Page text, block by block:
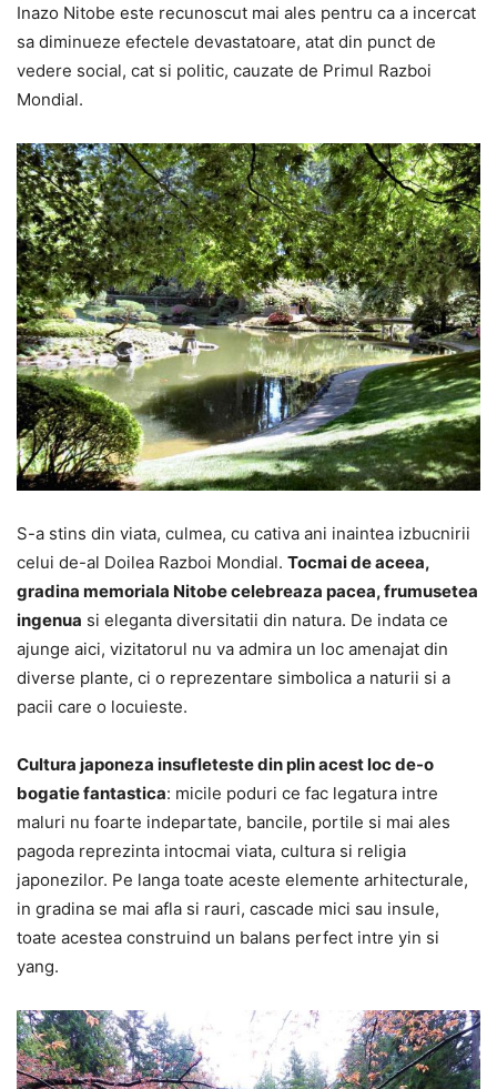
Inazo Nitobe este recunoscut mai ales pentru ca a incercat
sa diminueze efectele devastatoare, atat din punct de
vedere social, cat si politic, cauzate de Primul Razboi
Mondial.
S-a stins din viata, culmea, cu cativa ani inaintea izbucnirii
celui de-al Doilea Razboi Mondial. Tocmai de aceea,
gradina memoriala Nitobe celebreaza pacea, frumusetea
ingenua si eleganta diversitatii din natura. De indata ce
ajunge aici, vizitatorul nu va admira un loc amenajat din
diverse plante, ci o reprezentare simbolica a naturii si a
pacii care o locuieste.
Cultura japoneza insufleteste din plin acest loc de-o
bogatie fantastica: micile poduri ce fac legatura intre
maluri nu foarte indepartate, bancile, portile si mai ales
pagoda reprezinta intocmai viata, cultura si religia
japonezilor. Pe langa toate aceste elemente arhitecturale,
in gradina se mai afla si rauri, cascade mici sau insule,
toate acestea construind un balans perfect intre yin si
yang.